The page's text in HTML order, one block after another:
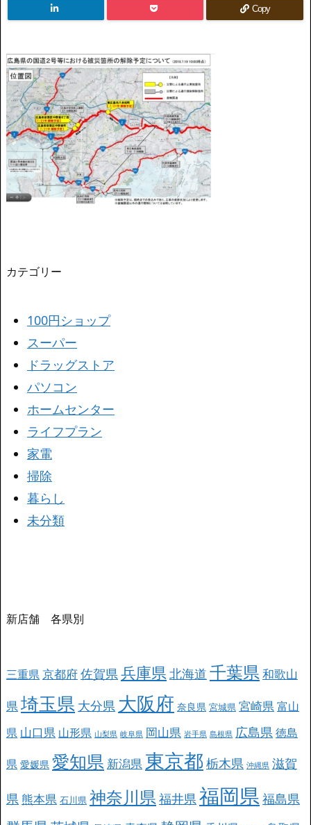
Copy
カテゴリー
100円ショップ
スーパー
ドラッグストア
パソコン
ホームセンター
ライフプラン
家電
掃除
暮らし
未分類
新店舗 各県別
三重県京都府佐賀県 兵庫県北海道 千葉県 和歌山
県 埼玉県 大分県 大阪府 奈良県 宮城県 宮崎県 富山
県 山口県 山形県 山梨県 岐阜県 岡山県 岩手県 島根県 広島県 徳島
県 愛媛県 愛知県 新潟県 東京都 栃木県 沖縄県 滋賀
県 熊本県 石川県 神奈川県 福井県 福岡県福島県